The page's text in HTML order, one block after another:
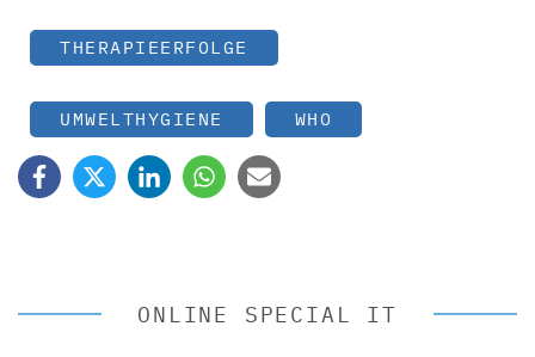
THERAPIEERFOLGE
UMWELTHYGIENE WHO
ONLINE SPECIAL IT